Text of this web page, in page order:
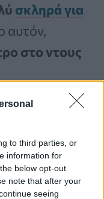
to third parties, or
information for
below opt-out
note that after your
seeing
σκληρά για
αυτόν,
στο ντους
σοβαρά
»,
με